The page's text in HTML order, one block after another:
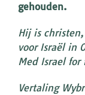
gehouden.
Hij is
voor Israël in
Med Israel
Vertaling